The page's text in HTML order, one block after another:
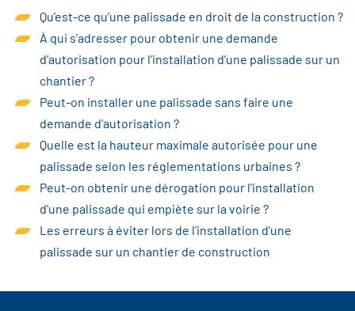
Qu’est-ce qu’une palissade en droit de la construction ?
À qui s’adresser pour obtenir une demande
d’autorisation pour l’installation d’une palissade sur un
chantier ?
Peut-on installer une palissade sans faire une
demande d'autorisation ?
Quelle est la hauteur maximale autorisée pour une
palissade selon les réglementations urbaines ?
Peut-on obtenir une dérogation pour l'installation
d'une palissade qui empiète sur la voirie ?
Les erreurs à éviter lors de l’installation d’une
palissade sur un chantier de construction